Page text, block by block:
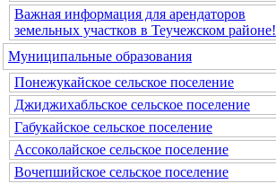
Важная информация для арендаторов
земельных участков в Теучежском районе!
Муниципальные образования
Понежукайское сельское поселение
Джиджихабльское сельское поселение
Габукайское сельское поселение
Ассоколайское сельское поселение
Вочепшийское сельское поселение